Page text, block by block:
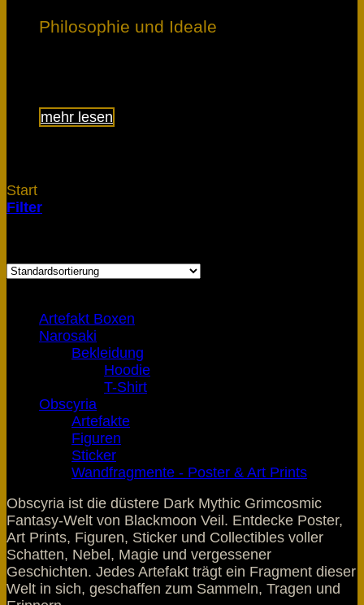
Philosophie und Ideale
mehr lesen
Start
Filter
Artefakt Boxen
Narosaki
Bekleidung
Hoodie
T-Shirt
Obscyria
Artefakte
Figuren
Sticker
Wandfragmente - Poster & Art Prints
Obscyria ist die düstere Dark Mythic Grimcosmic
Fantasy-Welt von Blackmoon Veil. Entdecke Poster,
Art Prints, Figuren, Sticker und Collectibles voller
Schatten, Nebel, Magie und vergessener
Geschichten. Jedes Artefakt trägt ein Fragment dieser
Welt in sich, geschaffen zum Sammeln, Tragen und